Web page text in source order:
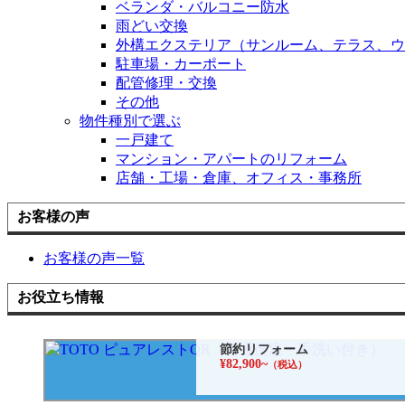
ベランダ・バルコニー防水
雨どい交換
外構エクステリア（サンルーム、テラス、ウ
駐車場・カーポート
配管修理・交換
その他
物件種別で選ぶ
一戸建て
マンション・アパートのリフォーム
店舗・工場・倉庫、オフィス・事務所
お客様の声
お客様の声一覧
お役立ち情報
節約リフォーム
¥82,900~（税込）